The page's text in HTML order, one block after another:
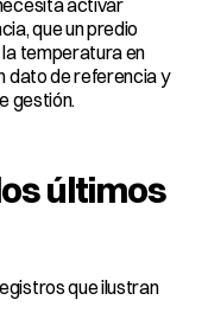
activar
que un predio
temperatura en
dato de referencia y
gestión.
últimos
que ilustran